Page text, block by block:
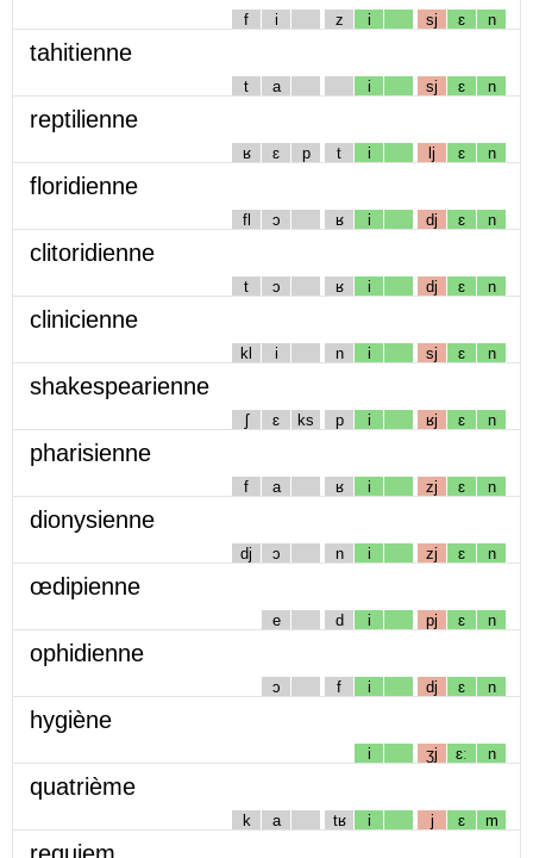
f i z i sj ɛ n
tahitienne
t a i sj ɛ n
reptilienne
ʁ ɛ p t i lj ɛ n
floridienne
fl ɔ ʁ i dj ɛ n
clitoridienne
t ɔ ʁ i dj ɛ n
clinicienne
kl i n i sj ɛ n
shakespearienne
ʃ ɛ ks p i ʁj ɛ n
pharisienne
f a ʁ i zj ɛ n
dionysienne
dj ɔ n i zj ɛ n
œdipienne
e d i pj ɛ n
ophidienne
ɔ f i dj ɛ n
hygiène
i ʒj ɛː n
quatrième
k a tʁ i j ɛ m
requiem